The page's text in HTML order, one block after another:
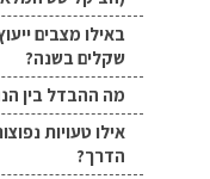
באילו מצבים
שקלים בשנה?
מה ההבדל בין הנהלת
אילו טעויות
הדרך?